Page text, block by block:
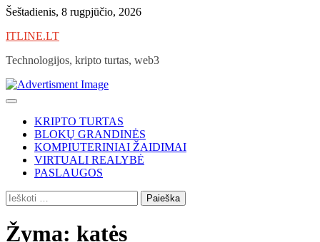
Skip
content
Šeštadienis, 8 rugpjūčio, 2026
ITLINE.LT
Technologijos, kripto turtas, web3
KRIPTO TURTAS
BLOKŲ GRANDINĖS
KOMPIUTERINIAI ŽAIDIMAI
VIRTUALI REALYBĖ
PASLAUGOS
Ieškoti:
Žyma: katės